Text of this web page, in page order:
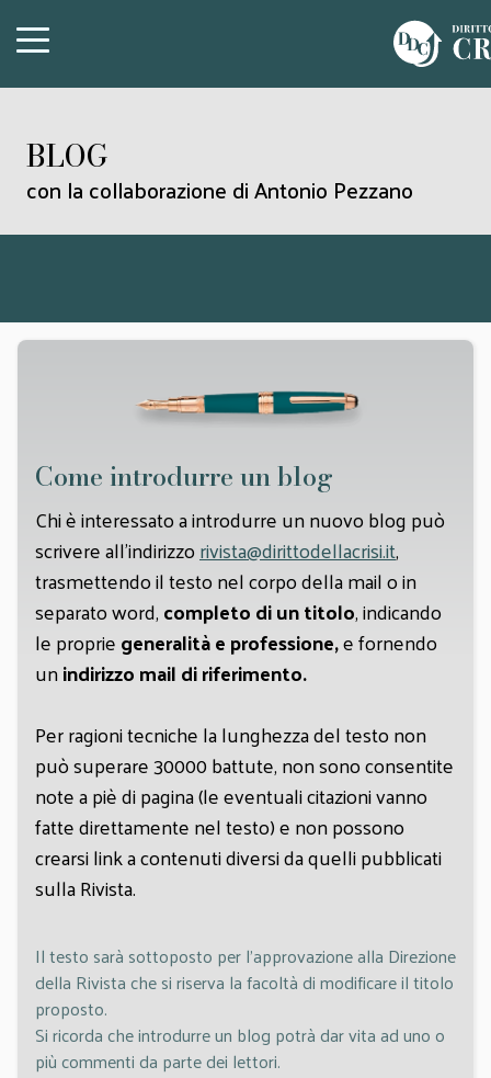
BLOG
con la collaborazione di Antonio Pezzano
Come introdurre un blog
Chi è interessato a introdurre un nuovo blog può
scrivere all'indirizzorivista@dirittodellacrisi.it,
trasmettendo il testo nel corpo della mail o in
separato word,completo di un titolo, indicando
le propriegeneralità e professione,e fornendo
unindirizzo mail di riferimento.
Per ragioni tecniche la lunghezza del testo non
può superare 30000 battute, non sono consentite
note a piè di pagina (le eventuali citazioni vanno
fatte direttamente nel testo) e non possono
crearsi link a contenuti diversi da quelli pubblicati
sulla Rivista.
Il testo sarà sottoposto per l'approvazione alla Direzione
della Rivista che si riserva la facoltà di modificare il titolo
proposto.
Si ricorda che introdurre un blog potrà dar vita ad uno o
più commenti da parte dei lettori.